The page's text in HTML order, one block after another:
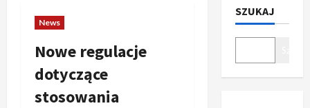
News
Nowe regulacje
dotyczące
stosowania
SZUKAJ